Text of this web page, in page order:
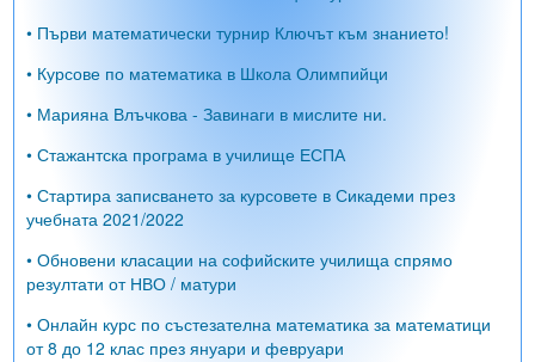
• Първи математически турнир Ключът към знанието!
• Курсове по математика в Школа Олимпийци
• Марияна Влъчкова - Завинаги в мислите ни.
• Стажантска програма в училище ЕСПА
• Стартира записването за курсовете в Сикадеми през
учебната 2021/2022
• Обновени класации на софийските училища спрямо
резултати от НВО / матури
• Онлайн курс по състезателна математика за математици
от 8 до 12 клас през януари и февруари